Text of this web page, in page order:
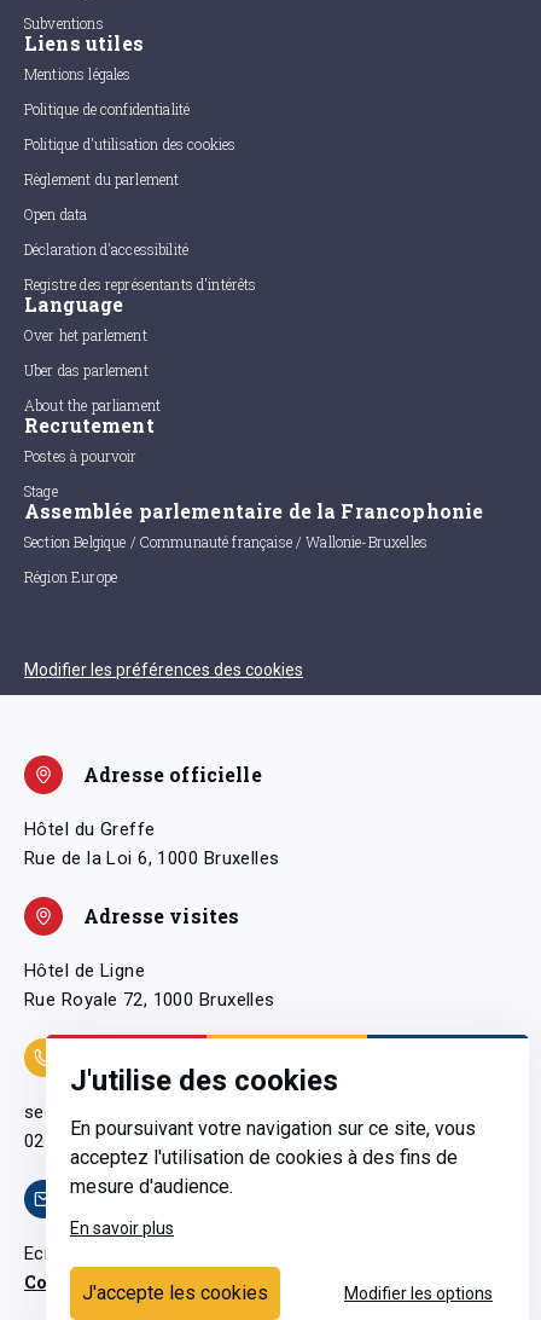
J'utilise des cookies
En poursuivant votre navigation sur ce site, vous
acceptez l'utilisation de cookies à des fins de
mesure d'audience.
En savoir plus
J'accepte les cookies Modifier les options
Subventions
Liens utiles
Mentions légales
Politique de confidentialité
Politique d'utilisation des cookies
Règlement du parlement
Open data
Déclaration d'accessibilité
Registre des représentants d'intérêts
Language
Over het parlement
Uber das parlement
About the parliament
Recrutement
Postes à pourvoir
Stage
Assemblée parlementaire de la Francophonie
Section Belgique / Communauté française / Wallonie-Bruxelles
Région Europe
Modifier les préférences des cookies
Adresse officielle
Hôtel du Greffe
Rue de la Loi 6, 1000 Bruxelles
Adresse visites
Hôtel de Ligne
Rue Royale 72, 1000 Bruxelles
secretariatgeneral@pfwb.be
02 506 38 11
Contact
Ecrivez-nous
Contactez-nous